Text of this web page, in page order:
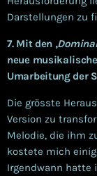
Darstellungen zu
7. Mit den ‚
neue
Umarbeitung der
Die grösste
Version zu
Melodie, die ihm
kostete mich
Irgendwann hatte